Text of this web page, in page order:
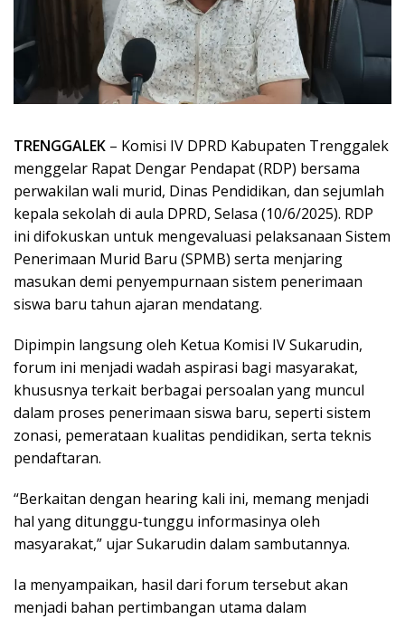
TRENGGALEK – Komisi IV DPRD Kabupaten Trenggalek
menggelar Rapat Dengar Pendapat (RDP) bersama
perwakilan wali murid, Dinas Pendidikan, dan sejumlah
kepala sekolah di aula DPRD, Selasa (10/6/2025). RDP
ini difokuskan untuk mengevaluasi pelaksanaan Sistem
Penerimaan Murid Baru (SPMB) serta menjaring
masukan demi penyempurnaan sistem penerimaan
siswa baru tahun ajaran mendatang.
Dipimpin langsung oleh Ketua Komisi IV Sukarudin,
forum ini menjadi wadah aspirasi bagi masyarakat,
khususnya terkait berbagai persoalan yang muncul
dalam proses penerimaan siswa baru, seperti sistem
zonasi, pemerataan kualitas pendidikan, serta teknis
pendaftaran.
“Berkaitan dengan hearing kali ini, memang menjadi
hal yang ditunggu-tunggu informasinya oleh
masyarakat,” ujar Sukarudin dalam sambutannya.
Ia menyampaikan, hasil dari forum tersebut akan
menjadi bahan pertimbangan utama dalam